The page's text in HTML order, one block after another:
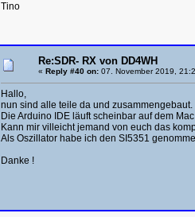
Tino
Re:SDR- RX von DD4WH
« Reply #40 on:07. November 2019,
Hallo,
nun sind alle teile da und
Die Arduino IDE läuft scheinbar auf dem
Kann mir villeicht jemand von euch das
Als Oszillator habe ich den SI5351
Danke !